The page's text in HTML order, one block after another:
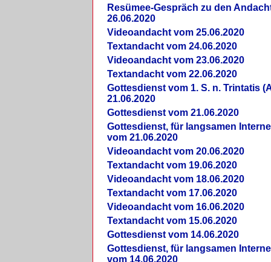
Re­sü­mee-Gespräch zu den
26.06.2020
Videoandacht vom 25.06.2020
Textandacht vom 24.06.2020
Videoandacht vom 23.06.2020
Textandacht vom 22.06.2020
Gottesdienst vom 1. S. n. Trintatis
21.06.2020
Gottesdienst vom 21.06.2020
Gottesdienst, für langsamen
vom 21.06.2020
Videoandacht vom 20.06.2020
Textandacht vom 19.06.2020
Videoandacht vom 18.06.2020
Textandacht vom 17.06.2020
Videoandacht vom 16.06.2020
Textandacht vom 15.06.2020
Gottesdienst vom 14.06.2020
Gottesdienst, für langsamen
vom 14.06.2020